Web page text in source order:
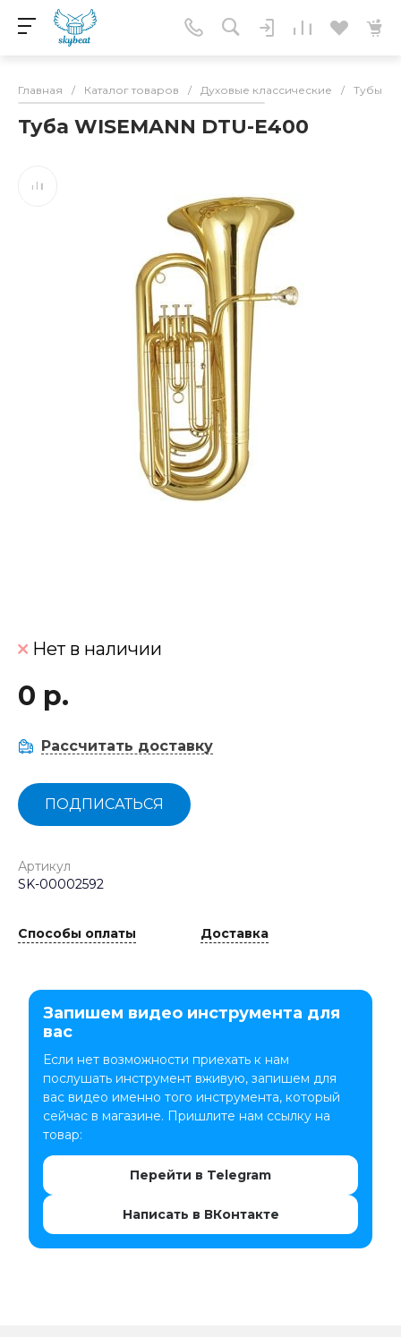
Главная / Каталог товаров / Духовые классические / Тубы
Туба WISEMANN DTU-E400
Нет в наличии
0 р.
Рассчитать доставку
ПОДПИСАТЬСЯ
Артикул
SK-00002592
Способы оплаты Доставка
Запишем видео инструмента для
вас
Если нет возможности приехать к нам
послушать инструмент вживую, запишем для
вас видео именно того инструмента, который
сейчас в магазине. Пришлите нам ссылку на
товар:
Перейти в Telegram
Написать в ВКонтакте